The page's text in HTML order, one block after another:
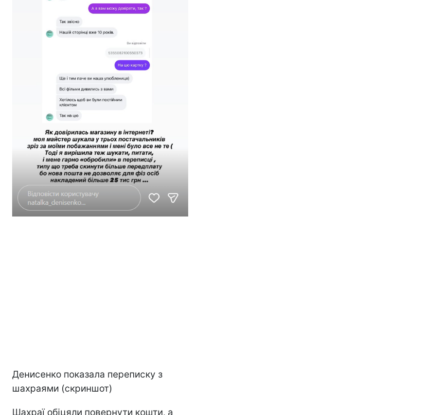
Денисенко показала переписку з
шахраями (скриншот)
Шахраї обіцяли повернути кошти, а